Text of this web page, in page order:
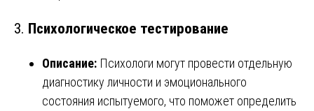
3. Психологическое тестирование
Описание: Психологи могут провести отдельную
диагностику личности и эмоционального
состояния испытуемого, что поможет определить